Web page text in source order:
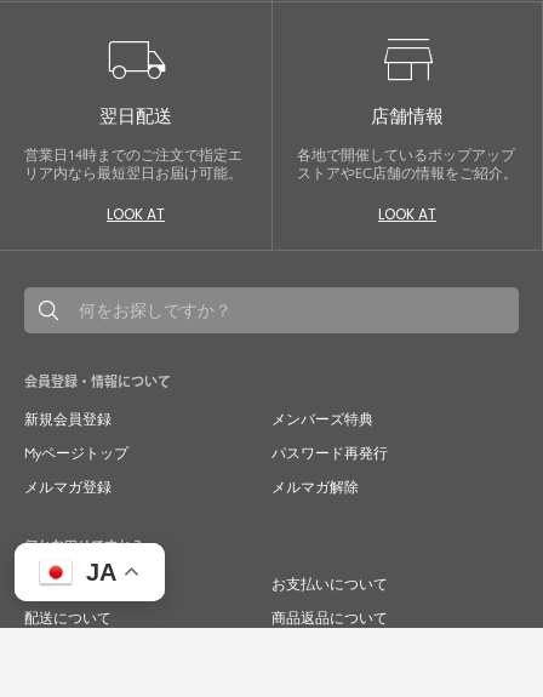
JA
local_shipping
翌日配送
営業日14時までのご注文で指定エ
リア内なら最短翌日お届け可能。
LOOK AT
store
店舗情報
各地で開催しているポップアップ
ストアやEC店舗の情報をご紹介。
LOOK AT
会員登録・情報について
新規会員登録
メンバーズ特典
Myページトップ
パスワード再発行
メルマガ登録
メルマガ解除
何かお困りですか？
ご注文について
お支払いについて
配送について
商品返品について